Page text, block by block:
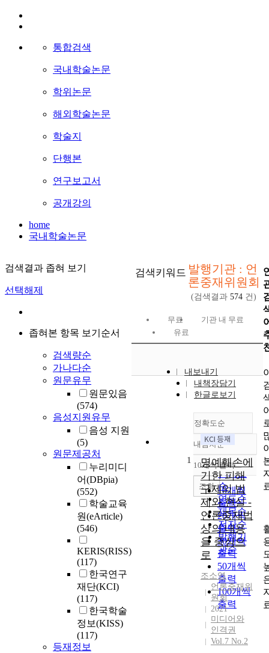
통합검색
국내학술논문
학위논문
해외학술논문
학술지
단행본
연구보고서
공개강의
home
국내학술논문
검색결과 좁혀 보기
선택해제
좁혀본 항목 보기순서
검색량순
가나다순
원문유무
원문있음
(574)
음성지원유무
음성 지원
(5)
원문제공처
누리미디
어(DBpia)
(552)
학술교육
원(eArticle)
(546)
KERIS(RISS)
(117)
한국연구
재단(KCI)
(117)
한국학술
정보(KISS)
(117)
등재정보
검색키워드 발행기관 : 언
론중재위원회
(검색결과 574 건)
무료
기관 내 무료
유료
내보내기
내책장담기
한글로보기
정확도순
정확도
순
인기도
순
연도순
제목순
저자순
발행기
관순
내림차순
내림차순
10개씩 출력
10개씩
출력
20개씩
출력
30개씩
출력
50개씩
출력
100개씩
출력
조회
1
명예훼손에
기한 피해
구제의 법
제와 현실 -
언론중재법
상의 내용
을 중심으
로
조소영
언론중재위
원회
2021
미디어와
인격권
Vol.7 No.2